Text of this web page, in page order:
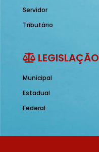
Servidor
Tributário
LEGISLAÇÃO
Municipal
Estadual
Federal